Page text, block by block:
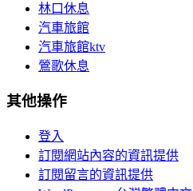
林口休息
汽車旅館
汽車旅館ktv
鶯歌休息
其他操作
登入
訂閱網站內容的資訊提供
訂閱留言的資訊提供